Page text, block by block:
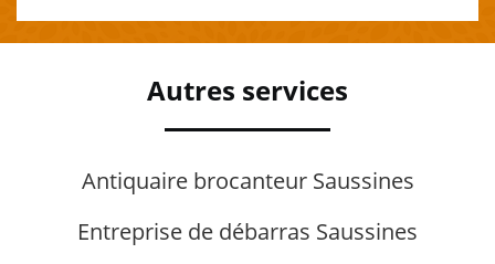
Autres services
Antiquaire brocanteur Saussines
Entreprise de débarras Saussines